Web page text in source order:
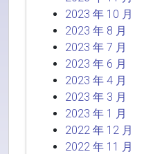
2023 年 10 月
2023 年 8 月
2023 年 7 月
2023 年 6 月
2023 年 4 月
2023 年 3 月
2023 年 1 月
2022 年 12 月
2022 年 11 月